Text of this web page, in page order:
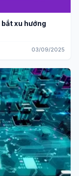
xu hướng
03/09/2025